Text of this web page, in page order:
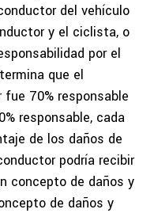
del vehículo
y el ciclista, o
por el
que el
70% responsable
responsable, cada
de los daños de
podría recibir
concepto de daños y
de daños y